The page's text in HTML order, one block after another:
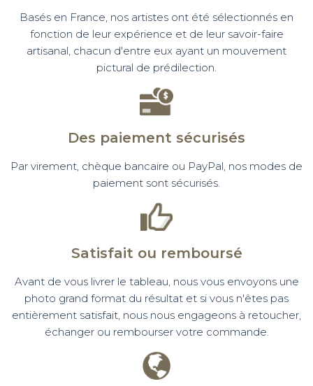
Basés en France, nos artistes ont été sélectionnés en
fonction de leur expérience et de leur savoir-faire
artisanal, chacun d'entre eux ayant un mouvement
pictural de prédilection.
Des paiement sécurisés
Par virement, chèque bancaire ou PayPal, nos modes de
paiement sont sécurisés.
Satisfait ou remboursé
Avant de vous livrer le tableau, nous vous envoyons une
photo grand format du résultat et si vous n'êtes pas
entièrement satisfait, nous nous engageons à retoucher,
échanger ou rembourser votre commande.